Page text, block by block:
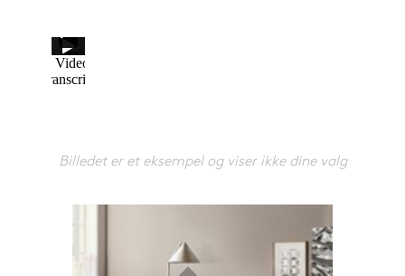
Silvana Support hovedpude 50x65 cm Grenat (rød)
Billedet er et eksempel og viser ikke dine valg